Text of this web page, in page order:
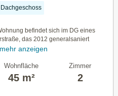
Dachgeschoss
befindet sich im DG eines
das 2012 generalsaniert
mehr anzeigen
Wohnfläche
45 m²
Zimmer
2